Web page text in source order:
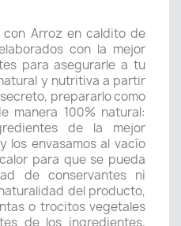
con Arroz en caldito de
con la mejor
para asegurarle a tu
y nutritiva a partir
prepararlo como
manera 100% natural:
de la mejor
los envasamos al vacío
para que se pueda
de conservantes ni
del producto,
o trocitos vegetales
de los ingredientes,